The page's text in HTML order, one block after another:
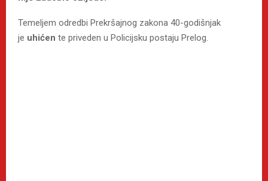
Temeljem odredbi Prekršajnog zakona 40-godišnjak
je uhićen te priveden u Policijsku postaju Prelog.